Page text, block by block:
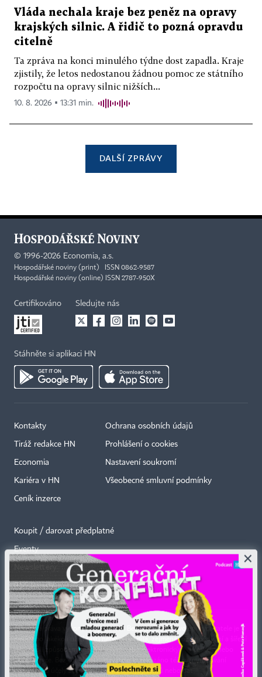
Vláda nechala kraje bez peněz na opravy
krajských silnic. A řidič to pozná opravdu
citelně
Ta zpráva na konci minulého týdne dost zapadla. Kraje
zjistily, že letos nedostanou žádnou pomoc ze státního
rozpočtu na opravy silnic nižších...
10. 8. 2026 ▪ 13:31 min.
DALŠÍ ZPRÁVY
© 1996-2026 Economia, a.s.
Hospodářské noviny (print) ISSN 0862-9587
Hospodářské noviny (online) ISSN 2787-950X
Certifikováno Sledujte nás
Stáhněte si aplikaci HN
Kontakty
Tiráž redakce HN
Economia
Kariéra v HN
Ceník inzerce
Ochrana osobních údajů
Prohlášení o cookies
Nastavení soukromí
Všeobecné smluvní podmínky
Koupit / darovat předplatné
Eventy
Newslettery
RSS kanály
Autorská práva vykonává vydavatel. Bez písemného svolení vydavatele je
zakázáno jakékoli užití částí nebo celku díla, zejména rozmnožování a šíření
jakýmkoli způsobem, mechanickým nebo elektronickým, v českém nebo
jiném jazyce. Bez souhlasu vydavatele je zakázáno též rozmnožování
obsahu pro účely automatizované analýzy textů nebo dat
×